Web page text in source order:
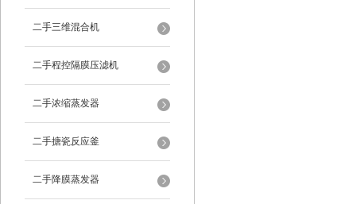
二手三维混合机
二手程控隔膜压滤机
二手浓缩蒸发器
二手搪瓷反应釜
二手降膜蒸发器